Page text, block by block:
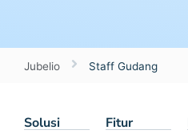
Jubelio Staff Gudang
Solusi Fitur